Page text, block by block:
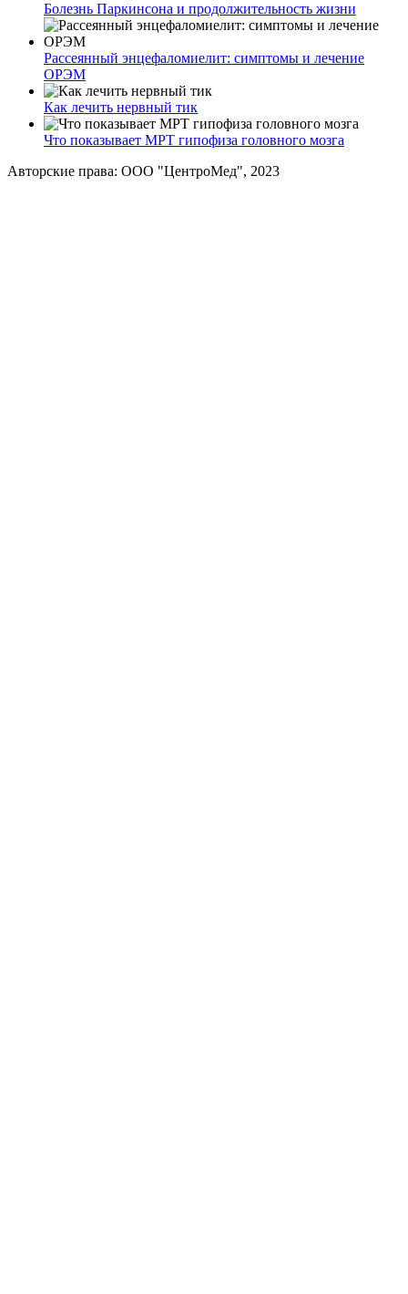
Болезнь Паркинсона и продолжительность жизни
Рассеянный энцефаломиелит: симптомы и лечение
ОРЭМ
Как лечить нервный тик
Что показывает МРТ гипофиза головного мозга
Авторские права: ООО "ЦентроМед", 2023